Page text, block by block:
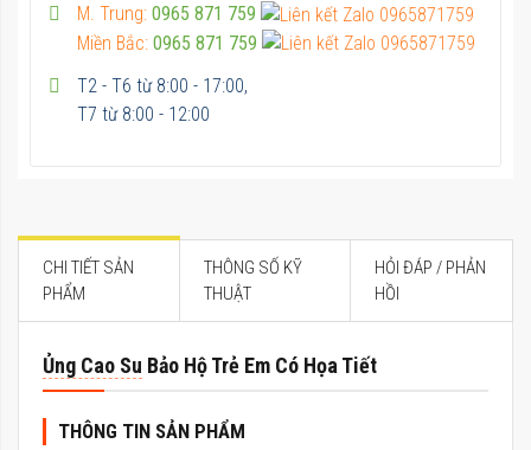
M. Trung: 0965 871 759
Miền Bắc: 0965 871 759
T2 - T6 từ 8:00 - 17:00,
T7 từ 8:00 - 12:00
CHI TIẾT SẢN
PHẨM
THÔNG SỐ KỸ
THUẬT
HỎI ĐÁP / PHẢN
HỒI
Ủng Cao Su Bảo Hộ Trẻ Em Có Họa Tiết
THÔNG TIN SẢN PHẨM